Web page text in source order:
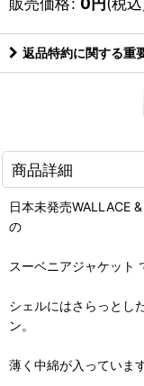
返品特約に関する重
商品詳細
日本未発売WALLACE
の
スーベニアジャケット
シェルにはさらっとし
ン。
薄く中綿が入っています